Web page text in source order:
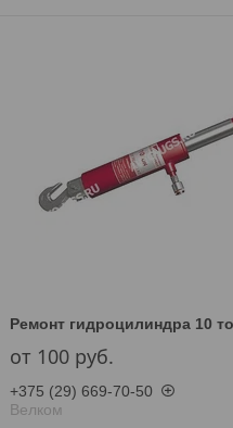
Ремонт гидроцилиндра 10
от 100 руб.
+375 (29) 669-70-50
Велком